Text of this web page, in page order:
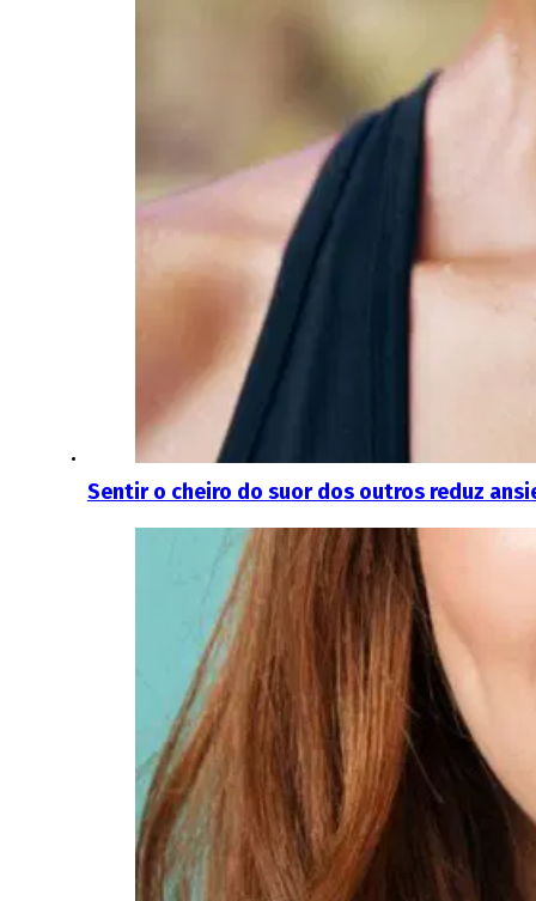
Sentir o cheiro do suor dos outros reduz